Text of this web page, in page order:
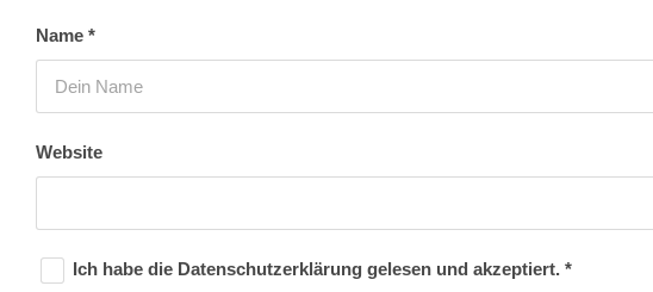
Name *
Website
Ich habe die Datenschutzerklärung gelesen und akzeptiert. *